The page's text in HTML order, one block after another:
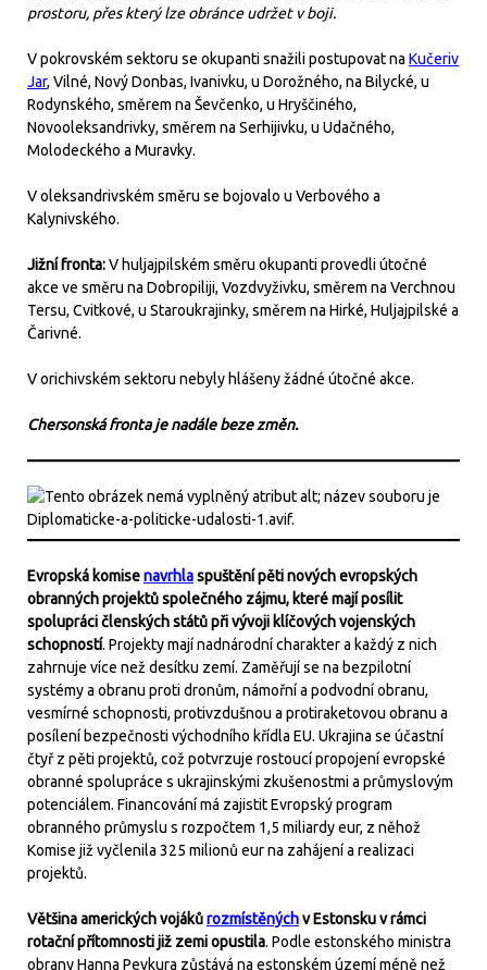
prostoru, přes který lze obránce udržet v boji.
V pokrovském sektoru se okupanti snažili postupovat na Kučeriv
Jar, Vilné, Nový Donbas, Ivanivku, u Dorožného, na Bilycké, u
Rodynského, směrem na Ševčenko, u Hryščiného,
Novooleksandrivky, směrem na Serhijivku, u Udačného,
Molodeckého a Muravky.
V oleksandrivském směru se bojovalo u Verbového a
Kalynivského.
Jižní fronta:V huljajpilském směru okupanti provedli útočné
akce ve směru na Dobropiliji, Vozdvyživku, směrem na Verchnou
Tersu, Cvitkové, u Staroukrajinky, směrem na Hirké, Huljajpilské a
Čarivné.
V orichivském sektoru nebyly hlášeny žádné útočné akce.
Chersonská fronta je nadále beze změn.
Evropská komisenavrhlaspuštění pěti nových evropských
obranných projektů společného zájmu, které mají posílit
spolupráci členských států při vývoji klíčových vojenských
schopností. Projekty mají nadnárodní charakter a každý z nich
zahrnuje více než desítku zemí. Zaměřují se na bezpilotní
systémy a obranu proti dronům, námořní a podvodní obranu,
vesmírné schopnosti, protivzdušnou a protiraketovou obranu a
posílení bezpečnosti východního křídla EU. Ukrajina se účastní
čtyř z pěti projektů, což potvrzuje rostoucí propojení evropské
obranné spolupráce s ukrajinskými zkušenostmi a průmyslovým
potenciálem. Financování má zajistit Evropský program
obranného průmyslu s rozpočtem 1,5 miliardy eur, z něhož
Komise již vyčlenila 325 milionů eur na zahájení a realizaci
projektů.
Většina amerických vojákůrozmístěnýchv Estonsku v rámci
rotační přítomnosti již zemi opustila. Podle estonského ministra
obrany Hanna Pevkura zůstává na estonském území méně než